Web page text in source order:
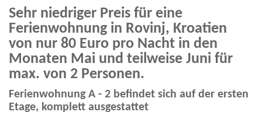
Sehr niedriger Preis für eine
Ferienwohnung in Rovinj, Kroatien
von nur 80 Euro pro Nacht in den
Monaten Mai und teilweise Juni für
max. von 2 Personen.
Ferienwohnung A - 2 befindet sich auf der ersten
Etage, komplett ausgestattet